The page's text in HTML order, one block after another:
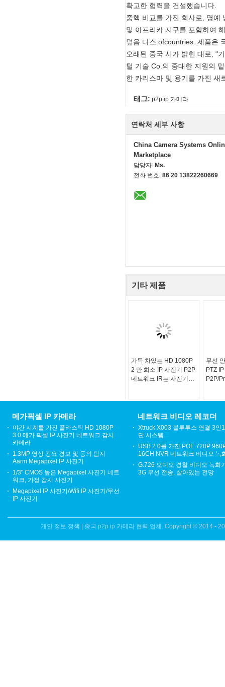
확고한 협력을 건설했습니다.
중핵 비교를 가진 회사로, 명예
및 아프리카 지구를 포함하여
덮음 다스 ofcountries. 제품은
오래된 중국 시가 밝힌 대로, "
털 기술 Co.의 중대한 지원의
한 카리스마 및 용기를 가진 새
태그: p2p ip 카메라
연락처 세부 사항
China Camera Systems
Marketplace
담당자: Ms.
전화 번호: 86 20 13822260669
기타 제품
가득 차있는 HD 1080P
2 만 화소 IP 사진기 P2P
네트워크 IR는 사진기를
무선
PTZ
P2P/
메가픽셀 IP 카메라
야간 시계를 가진 플라스틱 HD 1080P
3.0 메가 픽셀 IP 사진기 네트워크 감시
카메라
1.3MP 영상 강요 경보 및 동의 탐지
Aarm Megapixel IP 사진기
1/3" CMOS 높은 Megapixel 사진기 네트
워크, 가정 감시 사진기
Megapixel IP 사진기/Wifi IP 사진기/무선
IP 사진기
네트워크 비디오 레코더
Xtruck X003 블루투스 연결 3인
단 시스템
USB 2.0를 가진 POE 720P
16CH NVR 네트워크 비디오 녹
G.726 오디오 경찰 비디오 녹화
3G 무선 전송, 살아있는 전망
개인 정보 정책 중국 p2p ip 카메라 협력 업체. Copyright © 2014 -